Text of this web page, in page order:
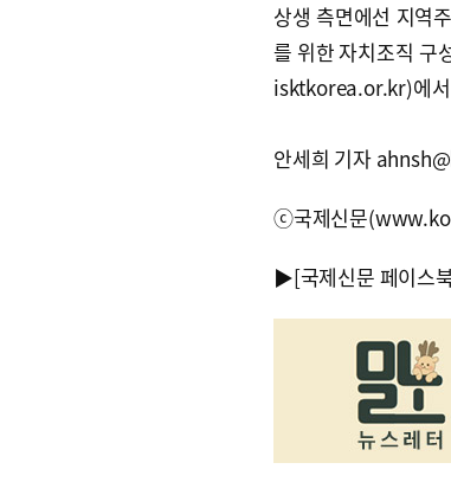
상생 측면에선 지역
를 위한 자치조직 구
isktkorea.or.kr)에서
안세희 기자
ⓒ국제신문
▶[국제신문 페이스